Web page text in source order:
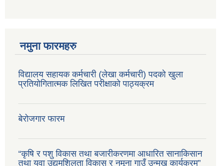
नमुना फारमहरु
विद्यालय सहायक कर्मचारी (लेखा कर्मचारी) पदको खुला
प्रतियोगितात्मक लिखित परीक्षाको पाठ्यक्रम
बेरोजगार फारम
“कृषि र पशु विकास तथा बजारीकरणमा आधारित सानाकिसान
तथा युवा उद्यमशिलता विकास र नमूना गाउँ उन्मुख कार्यक्रम”